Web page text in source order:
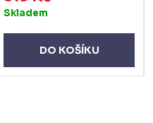
Skladem
DO KOŠÍKU